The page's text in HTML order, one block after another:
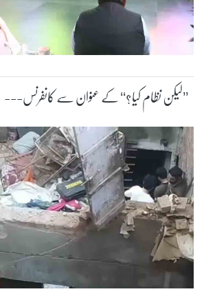
’’لیکن نظام کیا؟‘‘ کے عنوان سے کانفرنس---